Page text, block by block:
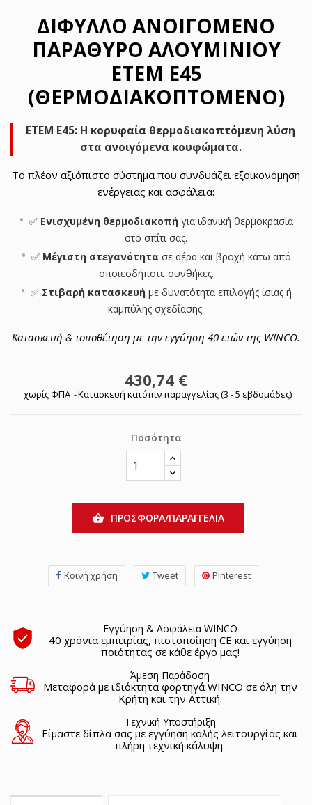
ΔΊΦΥΛΛΟ ΑΝΟΙΓΌΜΕΝΟ
ΠΑΡΆΘΥΡΟ ΑΛΟΥΜΙΝΊΟΥ
ETEM E45
(ΘΕΡΜΟΔΙΑΚΟΠΤΌΜΕΝΟ)
ETEM E45: Η κορυφαία θερμοδιακοπτόμενη λύση
στα ανοιγόμενα κουφώματα.
Το πλέον αξιόπιστο σύστημα που συνδυάζει εξοικονόμηση
ενέργειας και ασφάλεια:
✅ Ενισχυμένη θερμοδιακοπή για ιδανική θερμοκρασία
στο σπίτι σας.
✅ Μέγιστη στεγανότητα σε αέρα και βροχή κάτω από
οποιεσδήποτε συνθήκες.
✅ Στιβαρή κατασκευή με δυνατότητα επιλογής ίσιας ή
καμπύλης σχεδίασης.
Κατασκευή & τοποθέτηση με την εγγύηση 40 ετών της WINCO.
430,74 €
χωρίς ΦΠΑ Κατασκευή κατόπιν παραγγελίας (3 - 5 εβδομάδες)
Ποσότητα
 ΠΡΟΣΦΟΡΑ/ΠΑΡΑΓΓΕΛΙΑ
Κοινή χρήση Tweet Pinterest
Εγγύηση & Ασφάλεια WINCO
40 χρόνια εμπειρίας, πιστοποίηση CE και εγγύηση
ποιότητας σε κάθε έργο μας!
Άμεση Παράδοση
Μεταφορά με ιδιόκτητα φορτηγά WINCO σε όλη την
Κρήτη και την Αττική.
Τεχνική Υποστήριξη
Είμαστε δίπλα σας με εγγύηση καλής λειτουργίας και
πλήρη τεχνική κάλυψη.